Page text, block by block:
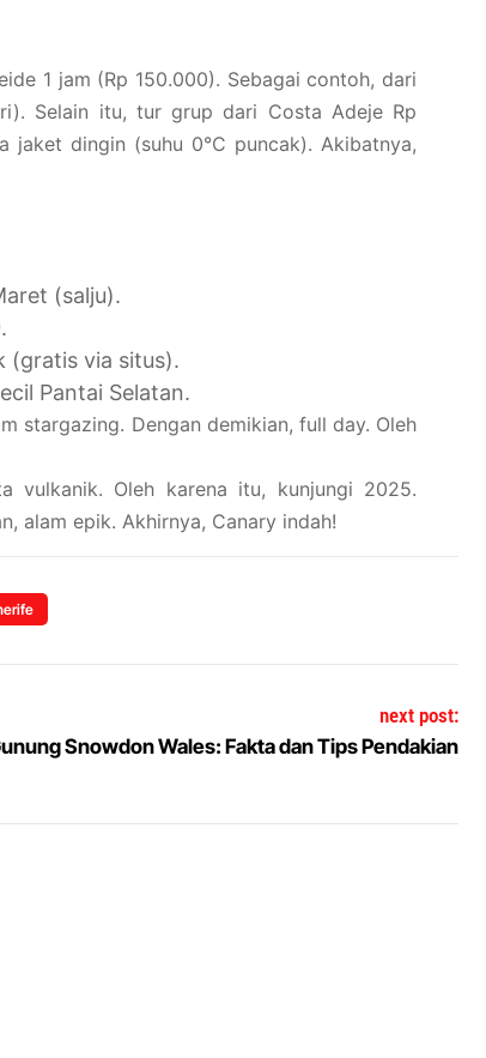
1 jam (Rp 150.000). Sebagai contoh, dari
Selain itu, tur grup dari Costa Adeje Rp
jaket dingin (suhu 0°C puncak). Akibatnya,
(salju).
(gratis via situs).
Pantai Selatan.
stargazing. Dengan demikian, full day. Oleh
vulkanik. Oleh karena itu, kunjungi 2025.
alam epik. Akhirnya, Canary indah!
next post:
Snowdon Wales: Fakta dan Tips Pendakian